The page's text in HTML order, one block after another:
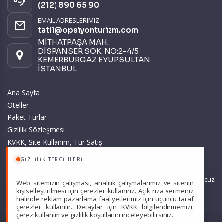
GIZLILIK TERCIHLERI
Web sitemizin çalışması, analitik çalışmalarımız ve sitenin
kişiselleştirilmesi için çerezler kullanırız. Açık rıza vermeniz
halinde reklam pazarlama faaliyetlerimiz için üçüncü taraf
çerezler kullanılır. Detaylar için KVKK bilgilendirmemizi,
çerez kullanım ve gizlilik koşullarını inceleyebilirsiniz.
Size ve ilgi alanlarınıza uygun reklamlar göstermek için
kullanılır. Kapatırsanız reklamları görmeye devam
edersiniz, ancak daha az alakalı olabilirler.
(212) 890 65 90
EMAIL ADRESLERIMIZ
tatil@opsiyonturizm.com
MİTHATPAŞA MAH.
DİSPANSER SOK. NO:2-4/5
KEMERBURGAZ EYÜPSULTAN
İSTANBUL
Ana Sayfa
Oteller
Paket Turlar
Gizlilik Sözleşmesi
KVKK, Site Kullanım, Tur Satış
Sitemizde anılan tüm fiyatlar, geçerli kartlar ile tek ödemede, en ucuz
başlangıç fiyatlardır ve yeterli kontenjan olması durumunda
geçerlidir.